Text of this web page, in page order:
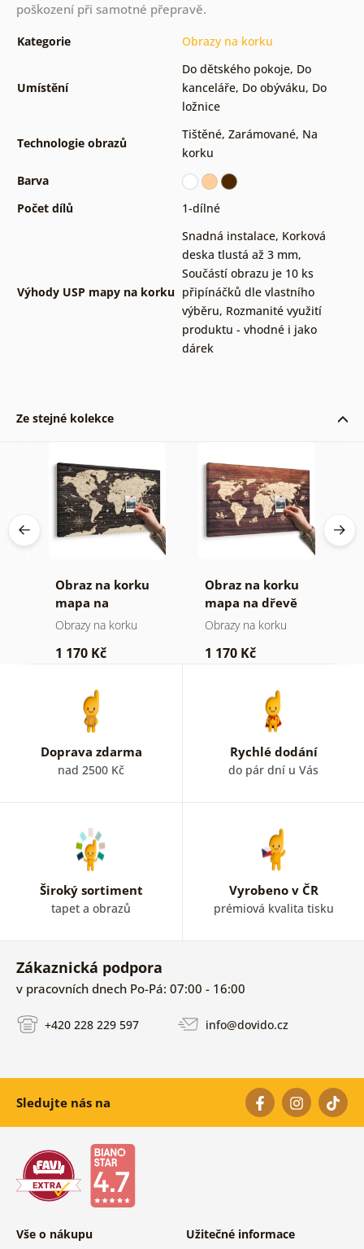
poškození při samotné přepravě.
Kategorie Obrazy na korku
Umístění
Do dětského pokoje, Do
kanceláře, Do obýváku, Do
ložnice
Technologie obrazů
Tištěné, Zarámované, Na
korku
Barva
Počet dílů
1-dílné
Výhody USP mapy na korku
Snadná instalace, Korková
deska tlustá až 3 mm,
Součástí obrazu je 10 ks
připínáčků dle vlastního
výběru, Rozmanité využití
produktu - vhodné i jako
dárek
Ze stejné kolekce
Obraz na korku
mapa na
dřevěném pozadí
Obrazy na korku
1 170 Kč
Obraz na korku
mapa na dřevě
Obrazy na korku
1 170 Kč
Doprava zdarma
nad 2500 Kč
Rychlé dodání
do pár dní u Vás
Široký sortiment
tapet a obrazů
Vyrobeno v ČR
prémiová kvalita tisku
Zákaznická podpora
v pracovních dnech Po-Pá: 07:00 - 16:00
+420 228 229 597 info@dovido.cz
Sledujte nás na
Vše o nákupu Užitečné informace